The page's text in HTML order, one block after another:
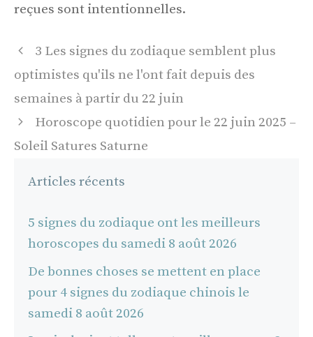
reçues sont intentionnelles.
Navigation
des
3 Les signes du zodiaque semblent plus
optimistes qu'ils ne l'ont fait depuis des
semaines à partir du 22 juin
Horoscope quotidien pour le 22 juin 2025 –
Soleil Satures Saturne
Articles récents
5 signes du zodiaque ont les meilleurs
horoscopes du samedi 8 août 2026
De bonnes choses se mettent en place
pour 4 signes du zodiaque chinois le
samedi 8 août 2026